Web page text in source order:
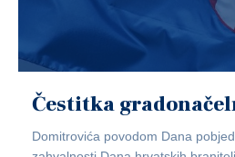
Čestitka
Domitrovića povodom Dana